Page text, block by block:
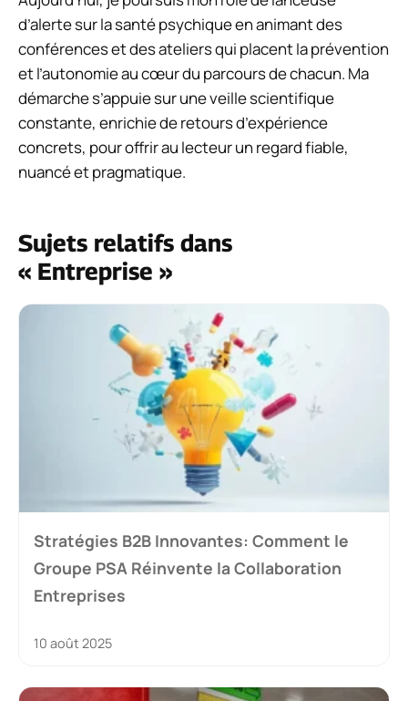
d’alerte sur la santé psychique en animant des
conférences et des ateliers qui placent la prévention
et l’autonomie au cœur du parcours de chacun. Ma
démarche s’appuie sur une veille scientifique
constante, enrichie de retours d’expérience
concrets, pour offrir au lecteur un regard fiable,
nuancé et pragmatique.
Sujets relatifs dans
« Entreprise »
Stratégies B2B Innovantes: Comment le
Groupe PSA Réinvente la Collaboration
Entreprises
10 août 2025